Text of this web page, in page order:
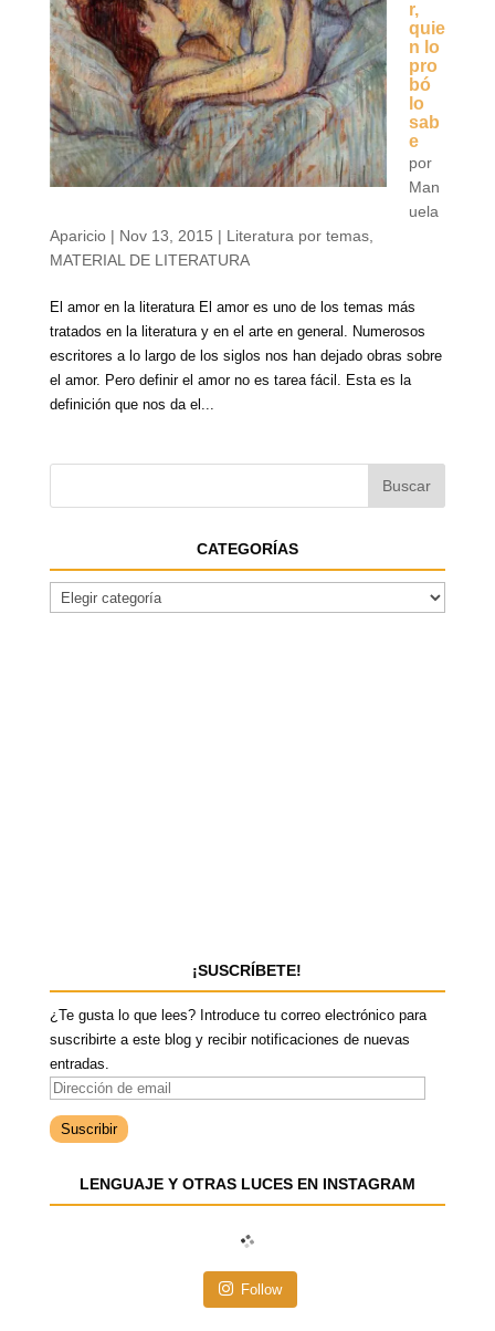
r,
quie
n lo
pro
bó
lo
sab
e
por
Man
uela
Aparicio| Nov 13, 2015 | Literatura por temas,
MATERIAL DE LITERATURA
El amor en la literatura El amor es uno de los temas más
tratados en la literatura y en el arte en general. Numerosos
escritores a lo largo de los siglos nos han dejado obras sobre
el amor. Pero definir el amor no es tarea fácil. Esta es la
definición que nos da el...
CATEGORÍAS
¡SUSCRÍBETE!
¿Te gusta lo que lees? Introduce tu correo electrónico para
suscribirte a este blog y recibir notificaciones de nuevas
entradas.
D
r
c
LENGUAJE Y OTRAS LUCES EN INSTAGRAM
Follow